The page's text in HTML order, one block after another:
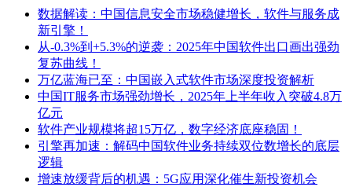
数据解读：中国信息安全市场稳健增长，软件与服务成
新引擎！
从-0.3%到+5.3%的逆袭：2025年中国软件出口画出强劲
复苏曲线！
万亿蓝海已至：中国嵌入式软件市场深度投资解析
中国IT服务市场强劲增长，2025年上半年收入突破4.8万
亿元
软件产业规模将超15万亿，数字经济底座稳固！
引擎再加速：解码中国软件业务持续双位数增长的底层
逻辑
增速放缓背后的机遇：5G应用深化催生新投资机会